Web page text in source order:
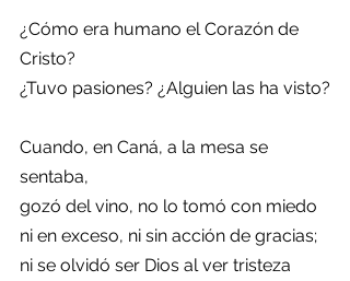
¿Cómo era humano el Corazón de
Cristo?
¿Tuvo pasiones? ¿Alguien las ha visto?
Cuando, en Caná, a la mesa se
sentaba,
gozó del vino, no lo tomó con miedo
ni en exceso, ni sin acción de gracias;
ni se olvidó ser Dios al ver tristeza